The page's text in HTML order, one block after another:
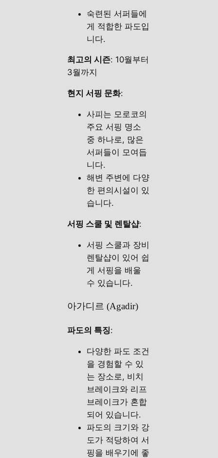
숙련된 서퍼들에
게 적합한 파도입
니다.
최고의 시즌: 10월부터
3월까지
현지 서핑 문화:
사피는 모로코의
주요 서핑 명소
중 하나로, 많은
서퍼들이 모여듭
니다.
해변 주변에 다양
한 편의시설이 있
습니다.
서핑 스쿨 및 렌탈샵:
서핑 스쿨과 장비
렌탈샵이 있어 쉽
게 서핑을 배울
수 있습니다.
아가디르 (Agadir)
파도의 특징:
다양한 파도 조건
을 경험할 수 있
는 장소로, 비치
브레이크와 리프
브레이크가 혼합
되어 있습니다.
파도의 크기와 강
도가 적당하여 서
핑을 배우기에 좋